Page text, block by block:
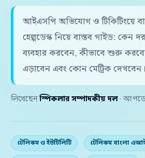
আইএসপি অভিযোগ ও টিকিটিংয়ে
হেল্পডেস্ক নিয়ে বাস্তব গাইড: কেন
ব্যবহার করবেন, কীভাবে শুরু
এড়াবেন এবং কোন মেট্রিক দেখবেন।
লিখেছেন স্পিকলার সম্পাদকীয় দল ·
টেলিকম ও ইউটিলিটি টেলিকম বাংলা এআই